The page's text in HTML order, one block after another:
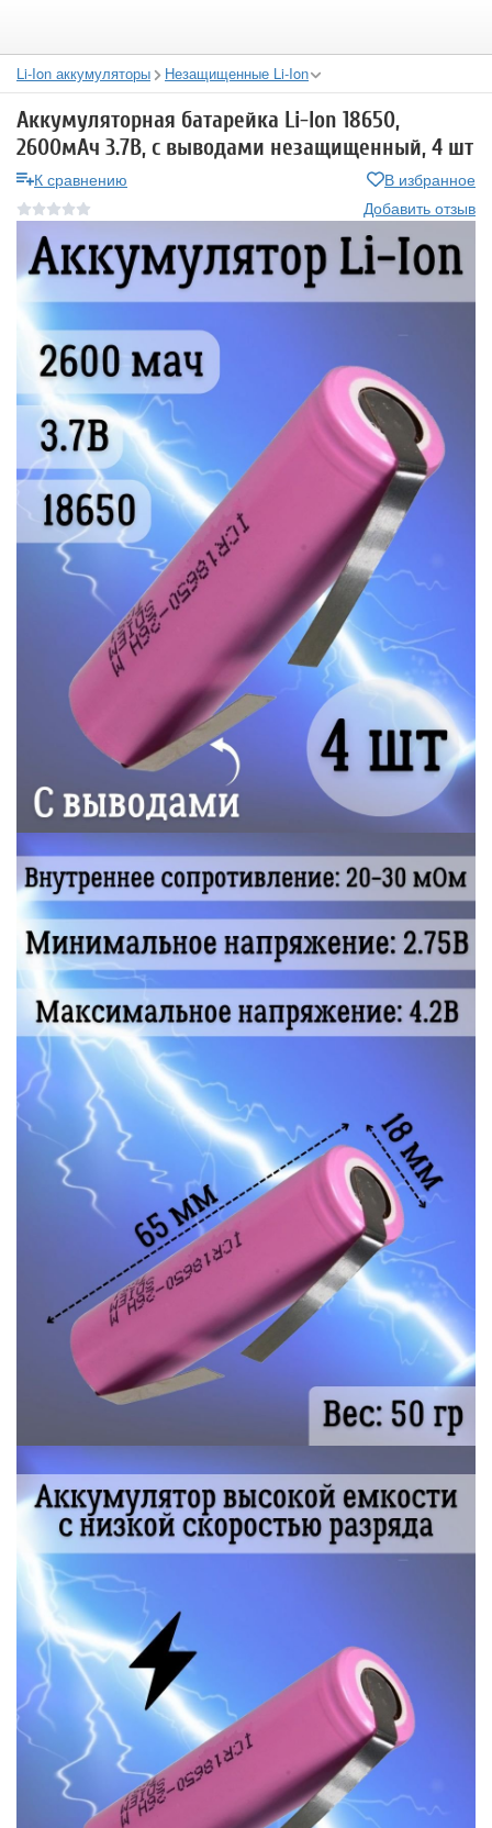
Li-Ion аккумуляторы Незащищенные Li-Ion
Аккумуляторная батарейка Li-Ion 18650,
2600мАч 3.7В, с выводами незащищенный, 4 шт
К сравнению
В избранное
Добавить отзыв